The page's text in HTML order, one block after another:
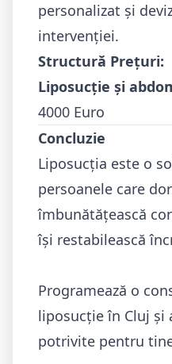
personalizat și
intervenției.
Structură Prețuri:
Liposucție și
4000 Euro
Concluzie
Liposucția este o
persoanele care
îmbunătățească
își restabilească
Programează o
liposucție în Cluj și
potrivite pentru